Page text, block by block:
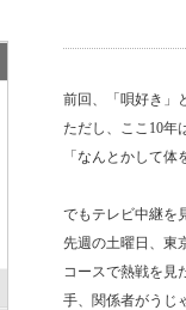
前回、「唄好き」
ただし、ここ10年
「なんとかして
でもテレビ中継を
先週の土曜日、東
コースで熱戦を見
手、関係者がうじ